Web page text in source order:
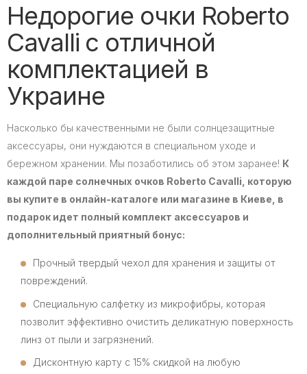
Недорогие очки Roberto
Cavalli с отличной
комплектацией в
Украине
Насколько бы качественными не были солнцезащитные
аксессуары, они нуждаются в специальном уходе и
бережном хранении. Мы позаботились об этом заранее! К
каждой паре солнечных очков Roberto Cavalli, которую
вы купите в онлайн-каталоге или магазине в Киеве, в
подарок идет полный комплект аксессуаров и
дополнительный приятный бонус:
Прочный твердый чехол для хранения и защиты от
повреждений.
Специальную салфетку из микрофибры, которая
позволит эффективно очистить деликатную поверхность
линз от пыли и загрязнений.
Дисконтную карту с 15% скидкой на любую